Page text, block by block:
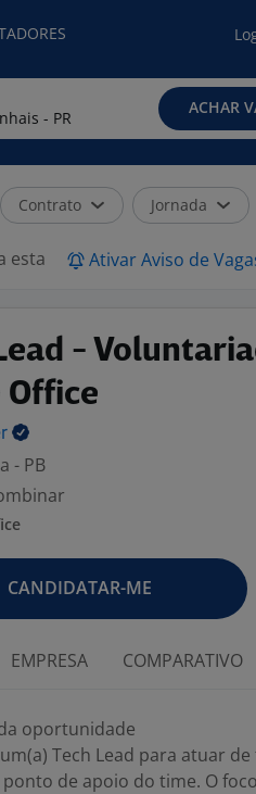
ACHAR
Contrato Jornada
esta Ativar Aviso de
-
Office
- PB
CANDIDATAR-ME
EMPRESA COMPARATIVO
oportunidade
Tech Lead para atuar
de apoio do time. O